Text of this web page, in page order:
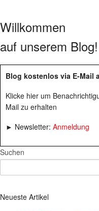
Willkommen
auf unserem Blog!
Blog kostenlos via E-Mail
Klicke hier um
Mail zu erhalten
► Newsletter: Anmeldung
Suchen
Neueste Artikel